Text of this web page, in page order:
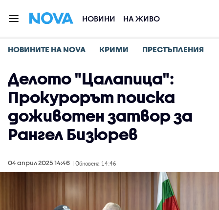
НОВИНИ НА ЖИВО
НОВИНИТЕ НА NOVA КРИМИ ПРЕСТЪПЛЕНИЯ
Делото "Цалапица":
Прокурорът поиска
доживотен затвор за
Рангел Бизюрев
04 април 2025 14:46 | Обновена 14:46